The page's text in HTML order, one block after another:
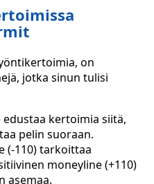
on
jotka sinun tulisi
edustaa kertoimia siitä,
pelin suoraan.
(-110) tarkoittaa
moneyline (+110)
asemaa.